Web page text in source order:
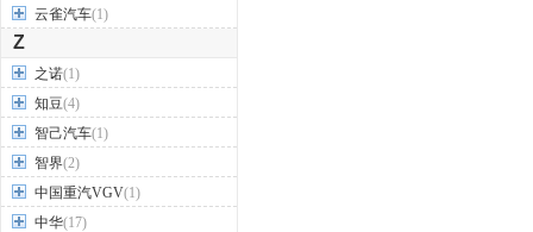
云雀汽车(1)
Z
之诺(1)
知豆(4)
智己汽车(1)
智界(2)
中国重汽VGV(1)
中华(17)